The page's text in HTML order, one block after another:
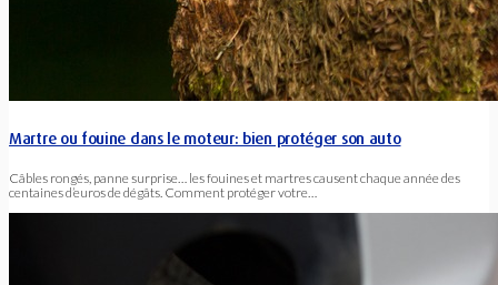
Martre ou fouine dans le moteur: bien protéger son auto
Câbles rongés, panne surprise… les fouines et martres causent chaque année des
centaines d’euros de dégâts. Comment protéger votre…